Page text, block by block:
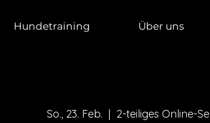
Hundetraining Über uns
So., 23. Feb.
  |
2-teiliges Online-